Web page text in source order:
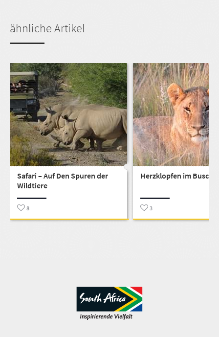
ähnliche Artikel
Safari – Auf Den Spuren der
Wildtiere
8
Herzklopfen im Busch
3